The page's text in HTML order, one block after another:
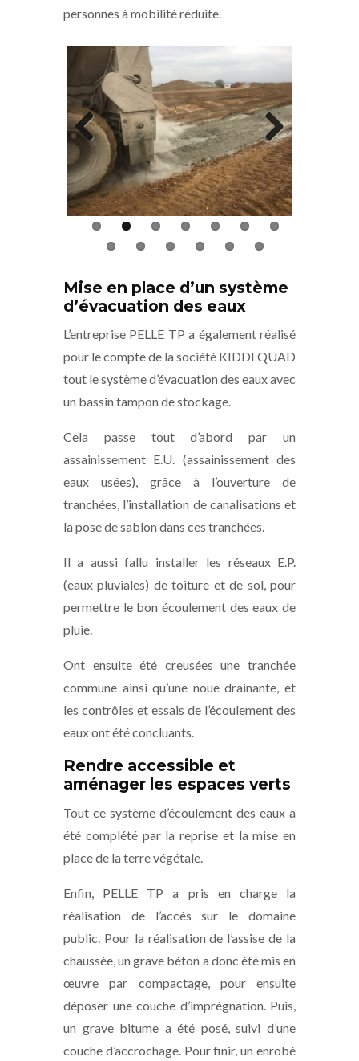
personnes à mobilité réduite.
Previous Next
Mise en place d’un système
d’évacuation des eaux
L’entreprise PELLE TP a également réalisé
pour le compte de la société KIDDI QUAD
tout le système d’évacuation des eaux avec
un bassin tampon de stockage.
Cela passe tout d’abord par un
assainissement E.U. (assainissement des
eaux usées), grâce à l’ouverture de
tranchées, l’installation de canalisations et
la pose de sablon dans ces tranchées.
Il a aussi fallu installer les réseaux E.P.
(eaux pluviales) de toiture et de sol, pour
permettre le bon écoulement des eaux de
pluie.
Ont ensuite été creusées une tranchée
commune ainsi qu’une noue drainante, et
les contrôles et essais de l’écoulement des
eaux ont été concluants.
Rendre accessible et
aménager les espaces verts
Tout ce système d’écoulement des eaux a
été complété par la reprise et la mise en
place de la terre végétale.
Enfin, PELLE TP a pris en charge la
réalisation de l’accès sur le domaine
public. Pour la réalisation de l’assise de la
chaussée, un grave béton a donc été mis en
œuvre par compactage, pour ensuite
déposer une couche d’imprégnation. Puis,
un grave bitume a été posé, suivi d’une
couche d’accrochage. Pour finir, un enrobé